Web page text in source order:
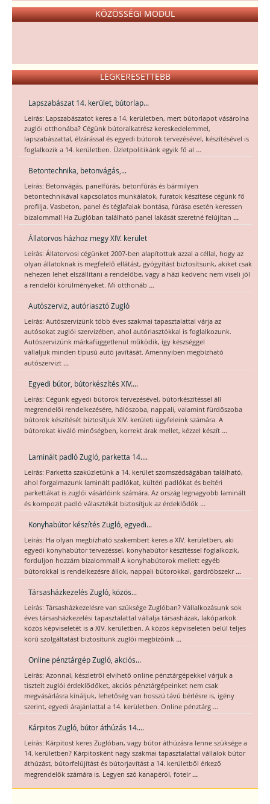
KÖZÖSSÉGI MODUL
LEGKERESETTEBB
Lapszabászat 14. kerület, bútorlap...
Leírás: Lapszabászatot keres a 14. kerületben, mert bútorlapot vásárolna
zuglói otthonába? Cégünk bútoralkatrész kereskedelemmel,
lapszabászattal, élzárással és egyedi bútorok tervezésével, készítésével is
foglalkozik a 14. kerületben. Üzletpolitikánk egyik fő al ...
Betontechnika, betonvágás,...
Leírás: Betonvágás, panelfúrás, betonfúrás és bármilyen
betontechnikával kapcsolatos munkálatok, furatok készítése cégünk fő
profilja. Vasbeton, panel és téglafalak bontása, fúrása esetén keressen
bizalommal! Ha Zuglóban található panel lakását szeretné felújítan ...
Állatorvos házhoz megy XIV. kerület
Leírás: Állatorvosi cégünket 2007-ben alapítottuk azzal a céllal, hogy az
olyan állatoknak is megfelelő ellátást, gyógyítást biztosítsunk, akiket csak
nehezen lehet elszállítani a rendelőbe, vagy a házi kedvenc nem viseli jól
a rendelői körülményeket. Mi otthonáb ...
Autószerviz, autóriasztó Zugló
Leírás: Autószervizünk több éves szakmai tapasztalattal várja az
autósokat zuglói szervizében, ahol autóriasztókkal is foglalkozunk.
Autószervizünk márkafüggetlenül működik, így készséggel
vállaljuk minden típusú autó javítását. Amennyiben megbízható
autószervizt ...
Egyedi bútor, bútorkészítés XIV....
Leírás: Cégünk egyedi bútorok tervezésével, bútorkészítéssel áll
megrendelői rendelkezésére, hálószoba, nappali, valamint fürdőszoba
bútorok készítését biztosítjuk XIV. kerületi ügyfeleink számára. A
bútorokat kiváló minőségben, korrekt árak mellet, kézzel készít ...
Laminált padló Zugló, parketta 14....
Leírás: Parketta szaküzletünk a 14. kerület szomszédságában található,
ahol forgalmazunk laminált padlókat, kültéri padlókat és beltéri
parkettákat is zuglói vásárlóink számára. Az ország legnagyobb laminált
és kompozit padló választékát biztosítjuk az érdeklődők ...
Konyhabútor készítés Zugló, egyedi...
Leírás: Ha olyan megbízható szakembert keres a XIV. kerületben, aki
egyedi konyhabútor tervezéssel, konyhabútor készítéssel foglalkozik,
forduljon hozzám bizalommal! A konyhabútorok mellett egyéb
bútorokkal is rendelkezésre állok, nappali bútorokkal, gardróbszekr...
Társasházkezelés Zugló, közös...
Leírás: Társasházkezelésre van szüksége Zuglóban? Vállalkozásunk sok
éves társasházkezelési tapasztalattal vállalja társasházak, lakóparkok
közös képviseletét is a XIV. kerületben. A közös képviseleten belül teljes
körű szolgáltatást biztosítunk zuglói megbízóink ...
Online pénztárgép Zugló, akciós...
Leírás: Azonnal, készletről elvihető online pénztárgépekkel várjuk a
tisztelt zuglói érdeklődőket, akciós pénztárgépeinket nem csak
megvásárlásra kínáljuk, lehetőség van hosszú távú bérlésre is, igény
szerint, egyedi árajánlattal a 14. kerületben. Online pénztárg ...
Kárpitos Zugló, bútor áthúzás 14....
Leírás: Kárpitost keres Zuglóban, vagy bútor áthúzásra lenne szüksége a
14. kerületben? Kárpitosként nagy szakmai tapasztalattal vállalok bútor
áthúzást, bútorfelújítást és bútorjavítást a 14. kerületből érkező
megrendelők számára is. Legyen szó kanapéról, fotelr...